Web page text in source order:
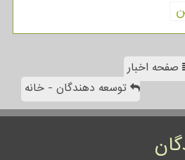
صفحه اخبار
توسعه دهندگان - خانه